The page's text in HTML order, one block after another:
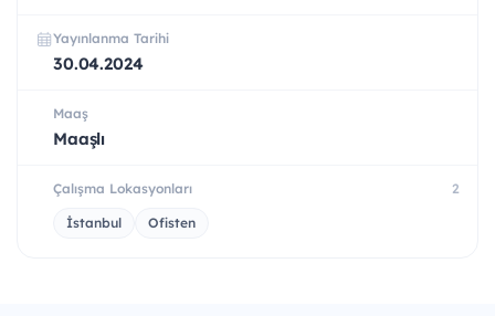
Yayınlanma Tarihi
30.04.2024
Maaş
Maaşlı
Çalışma Lokasyonları 2
İstanbul Ofisten